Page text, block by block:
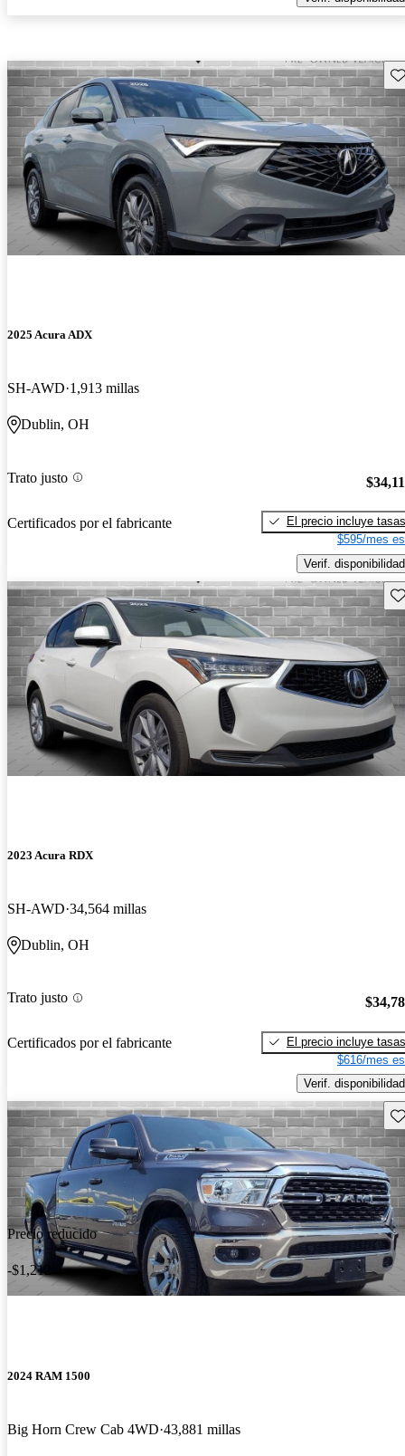
2025 Acura ADX
SH-AWD 1,913 millas
Dublin, OH
Trato justo
Certificados por el fabricante
El precio incluye tasas
$595/mes
Verif. disponibilidad
2023 Acura RDX
SH-AWD 34,564 millas
Dublin, OH
Trato justo
Certificados por el fabricante
El precio incluye tasas
$616/mes
Verif. disponibilidad
Precio reducido
-$1,212
2024 RAM 1500
Big Horn Crew Cab 4WD 43,881 millas